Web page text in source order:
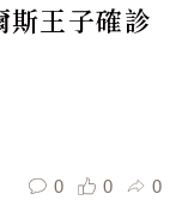
斯王子確診
0 0 0